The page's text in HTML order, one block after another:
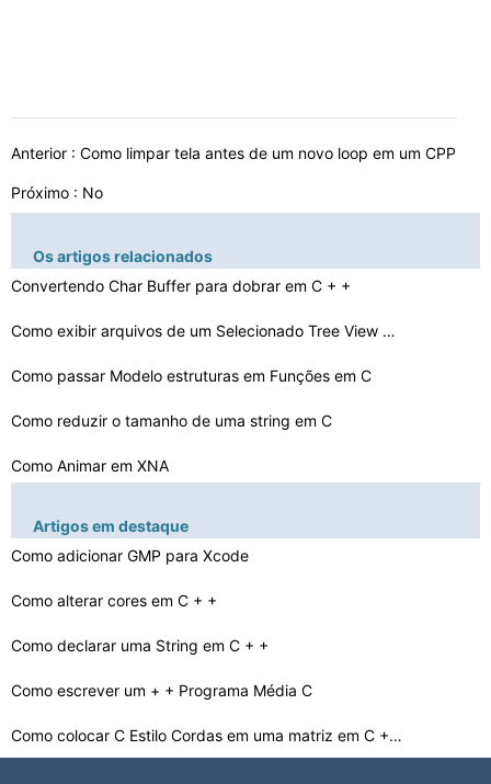
Anterior : Como limpar tela antes de um novo loop em um CPP
Próximo : No
Os artigos relacionados
Convertendo Char Buffer para dobrar em C + +
Como exibir arquivos de um Selecionado Tree View Node e…
Como passar Modelo estruturas em Funções em C
Como reduzir o tamanho de uma string em C
Como Animar em XNA
Como fazer uma calculadora Geometria em C + +
Como fazer um Bounce objeto em C #
Como formatar datas e horas com Iostream
Quais são propriedades parciais
Artigos em destaque
Como adicionar GMP para Xcode
Como alterar cores em C + +
Como declarar uma String em C + +
Como escrever um + + Programa Média C
Como colocar C Estilo Cordas em uma matriz em C + +